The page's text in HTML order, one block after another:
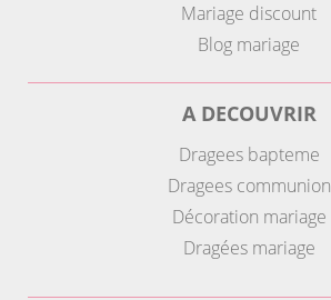
Mariage discount
Blog mariage
A DECOUVRIR
Dragees bapteme
Dragees communion
Décoration mariage
Dragées mariage